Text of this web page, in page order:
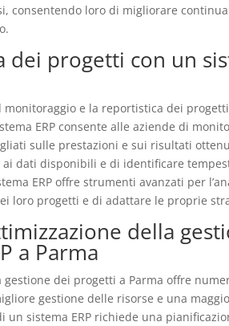
consentendo loro di migliorare
progetti con un
monitoraggio e la reportistica dei
ERP consente alle aziende di
sulle prestazioni e sui risultati
dati disponibili e di identificare
ERP offre strumenti avanzati per
loro progetti e di adattare le proprie
della
a Parma
gestione dei progetti a Parma offre
gestione delle risorse e una
un sistema ERP richiede una